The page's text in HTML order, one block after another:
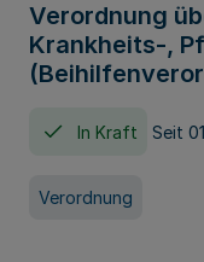
Verordnung
Krankheits-,
In Kraft Seit
Verordnung